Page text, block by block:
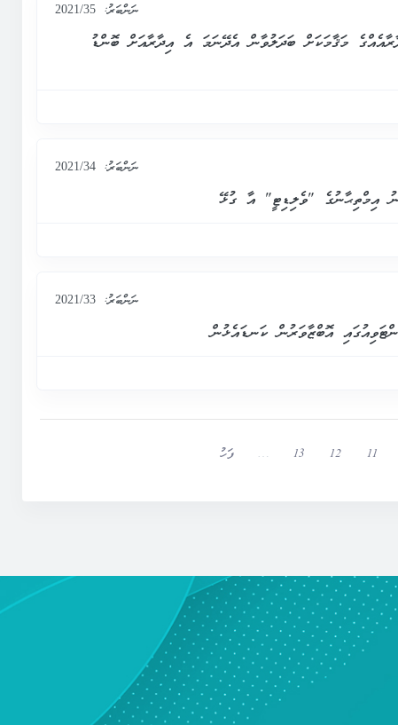
ނަންބަރު: 2021/35
މަޤާމަކަށް ބަދަލުވާން އެދޭނަމަ އެ އިދާރާއަށް ބޮންޑު
ނަންބަރު: 2021/34
އިމްތިޙާނުގެ "ވެލިޑިޓީ" އާ ގުޅޭ
ނަންބަރު: 2021/33
އޮބްޒާވަރުން ކަނޑައެޅުން
11
12
13
… ފަހު